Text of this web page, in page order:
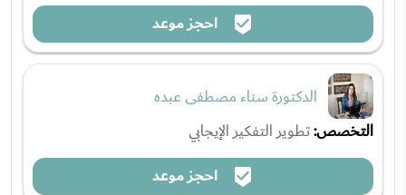
احجز موعد
الدكتورة سناء مصطفى عبده
التخصص:تطوير التفكير الإيجابي
احجز موعد